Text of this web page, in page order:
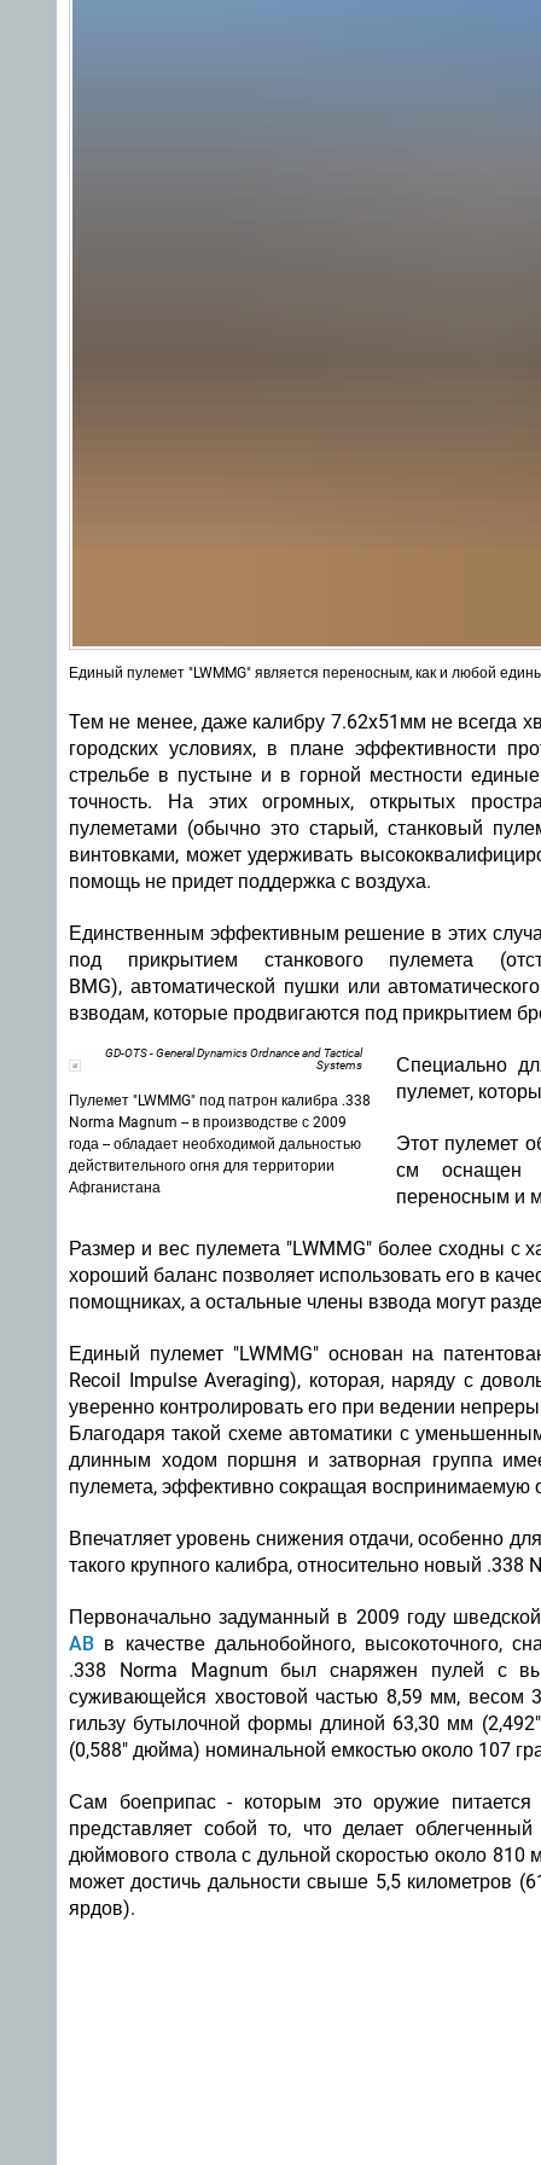
Единый пулемет "LWMMG" является переносным, как и любой
Тем не менее, даже калибру 7.62x51мм не всегда
городских условиях, в плане эффективности
стрельбе в пустыне и в горной местности
точность. На этих огромных, открытых
пулеметами (обычно это старый, станковый
винтовками, может удерживать
помощь не придет поддержка с воздуха.
Единственным эффективным решение в этих
под прикрытием станкового пулемета
BMG), автоматической пушки или
взводам, которые продвигаются под прикрытием
GD-OTS - General Dynamics Ordnance and Tactical
Systems
Пулемет "LWMMG" под патрон калибра .338
Norma Magnum -- в производстве с 2009
года -- обладает необходимой дальностью
действительного огня для территории
Афганистана
Специально
пулемет,
Этот пулемет
см оснащен
переносным и
Размер и вес пулемета "LWMMG" более сходны с
хороший баланс позволяет использовать его в
помощниках, а остальные члены взвода могут
Единый пулемет "LWMMG" основан на
Recoil Impulse Averaging), которая, наряду с
уверенно контролировать его при ведении
Благодаря такой схеме автоматики с
длинным ходом поршня и затворная группа
пулемета, эффективно сокращая воспринимаемую
Впечатляет уровень снижения отдачи, особенно
такого крупного калибра, относительно новый .338
Первоначально задуманный в 2009 году
AB в качестве дальнобойного, высокоточного,
.338 Norma Magnum был снаряжен пулей с
суживающейся хвостовой частью 8,59 мм, весом
гильзу бутылочной формы длиной 63,30 мм
(0,588" дюйма) номинальной емкостью около 107
Сам боеприпас - которым это оружие
представляет собой то, что делает
дюймового ствола с дульной скоростью около 810
может достичь дальности свыше 5,5 километров
ярдов).